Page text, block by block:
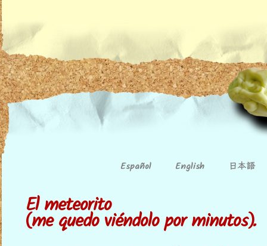
Español English 日本語
El meteorito
(me quedo viéndolo por minutos).